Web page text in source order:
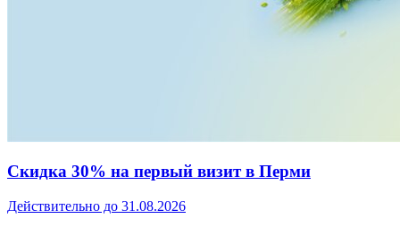
Скидка 30% на первый визит в Перми
Действительно до 31.08.2026